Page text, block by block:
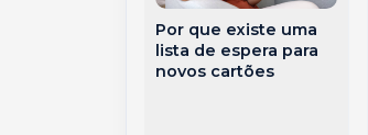
Por que existe uma
lista de espera para
novos cartões